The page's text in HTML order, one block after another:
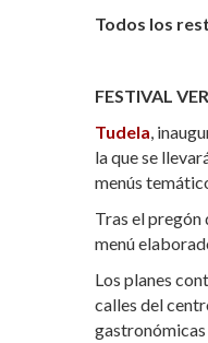
Todos los
FESTIVAL
Tudela,
la que se
menús
Tras el pregón
menú
Los planes
calles del
gastronómicas